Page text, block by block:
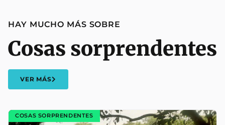
HAY MUCHO MÁS SOBRE
Cosas sorprendentes
VER MÁS
COSAS SORPRENDENTES